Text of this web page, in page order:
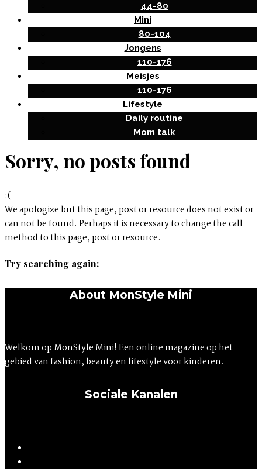
44-80
Mini
80-104
Jongens
110-176
Meisjes
110-176
Lifestyle
Daily routine
Mom talk
Sorry, no posts found
:(
We apologize but this page, post or resource does not exist or
can not be found. Perhaps it is necessary to change the call
method to this page, post or resource.
Try searching again:
About MonStyle Mini
Welkom op MonStyle Mini! Een online magazine op het
gebied van fashion, beauty en lifestyle voor kinderen.
Sociale Kanalen